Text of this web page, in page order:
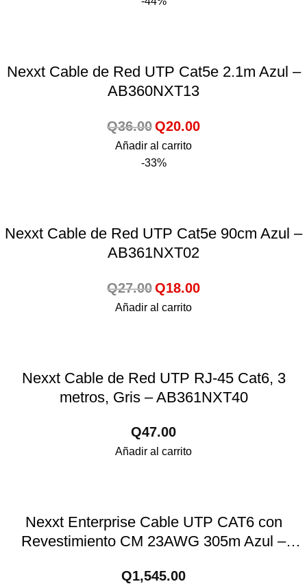
Nexxt Cable de Red UTP Cat5e 2.1m Azul –
AB360NXT13
Q36.00Q20.00
Añadir al carrito
-33%
Nexxt Cable de Red UTP Cat5e 90cm Azul –
AB361NXT02
Q27.00Q18.00
Añadir al carrito
Nexxt Cable de Red UTP RJ-45 Cat6, 3
metros, Gris – AB361NXT40
Q47.00
Añadir al carrito
Nexxt Enterprise Cable UTP CAT6 con
Revestimiento CM 23AWG 305m Azul –
Q1,545.00